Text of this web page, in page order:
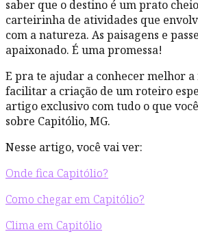
saber que o destino é um prato
carteirinha de atividades que
com a natureza. As paisagens e
apaixonado. É uma promessa!
E pra te ajudar a conhecer melhor
facilitar a criação de um roteiro
artigo exclusivo com tudo o que
sobre Capitólio, MG.
Nesse artigo, você vai ver:
Onde fica Capitólio?
Como chegar em Capitólio?
Clima em Capitólio